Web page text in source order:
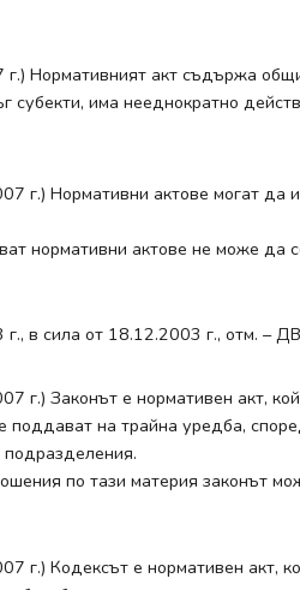
Нормативният акт съдържа
субекти, има нееднократно
г.) Нормативни актове могат да
нормативни актове не може да
в сила от 18.12.2003 г., отм. –
г.) Законът е нормативен акт,
поддават на трайна уредба,
подразделения.
по тази материя законът
г.) Кодексът е нормативен акт,